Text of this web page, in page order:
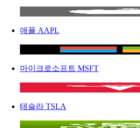
애플 AAPL
마이크로소프트 MSFT
테슬라 TSLA